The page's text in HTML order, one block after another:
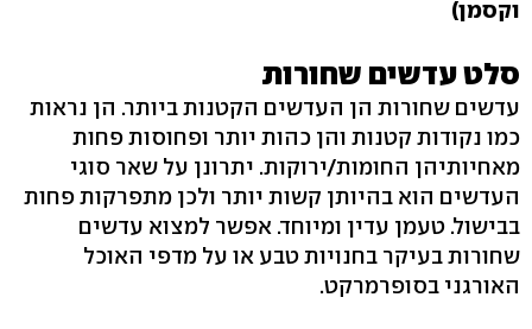
וקסמן)
סלט עדשים שחורות
עדשים שחורות הן העדשים הקטנות ביותר. הן נראות
כמו נקודות קטנות והן כהות יותר ופחוסות פחות
מאחיותיהן החומות/ירוקות. יתרונן על שאר סוגי
העדשים הוא בהיותן קשות יותר ולכן מתפרקות פחות
בבישול. טעמן עדין ומיוחד. אפשר למצוא עדשים
שחורות בעיקר בחנויות טבע או על מדפי האוכל
האורגני בסופרמרקט.